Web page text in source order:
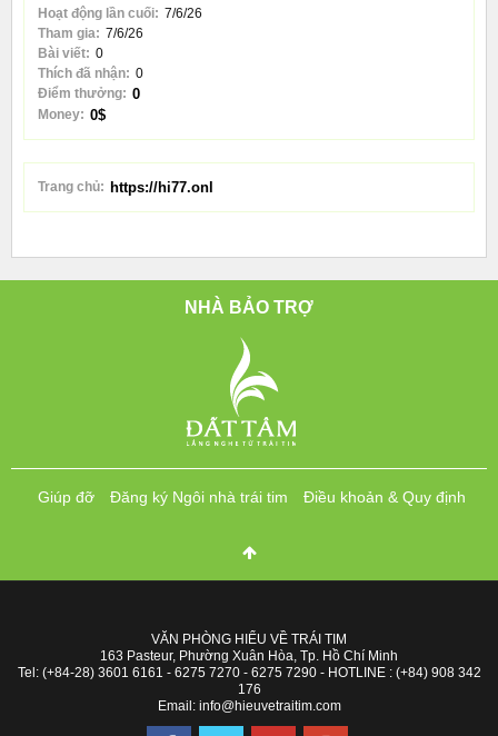
Hoạt động lần cuối: 7/6/26
Tham gia: 7/6/26
Bài viết: 0
Thích đã nhận: 0
Điểm thưởng: 0
Money: 0$
Trang chủ: https://hi77.onl
NHÀ BẢO TRỢ
Giúp đỡ Đăng ký Ngôi nhà trái tim Điều khoản & Quy định
VĂN PHÒNG HIỂU VỀ TRÁI TIM
163 Pasteur, Phường Xuân Hòa, Tp. Hồ Chí Minh
Tel: (+84-28) 3601 6161 - 6275 7270 - 6275 7290 - HOTLINE : (+84) 908 342
176
Email: info@hieuvetraitim.com